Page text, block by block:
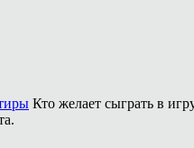
Кто желает сыграть в